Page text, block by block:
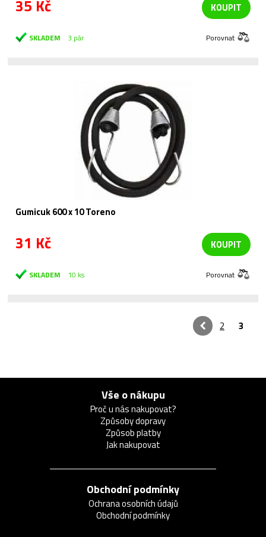
35 Kč KOUPIT
SKLADEM 3 pár Porovnat
Gumicuk 600 x 10 Toreno
31 Kč KOUPIT
SKLADEM 10 ks Porovnat
2 3
Vše o nákupu
Proč u nás nakupovat?
Způsoby dopravy
Způsob platby
Jak nakupovat
Obchodní podmínky
Ochrana osobních údajů
Obchodní podmínky